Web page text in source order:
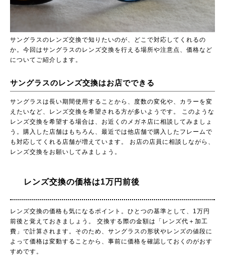
サングラスのレンズ交換で知りたいのが、どこで対応してくれるの
か。今回はサングラスのレンズ交換を行える場所や注意点、価格など
についてご紹介します。
サングラスのレンズ交換はお店でできる
サングラスは長い期間使用することから、度数の変化や、カラーを変
えたいなど、レンズ交換を希望される方が多いようです。 このような
レンズ交換を希望する場合は、お近くのメガネ店に相談してみましょ
う。購入した店舗はもちろん、最近では他店舗で購入したフレームで
も対応してくれる店舗が増えています。 お店の店員に相談しながら、
レンズ交換をお願いしてみましょう。
レンズ交換の価格は1万円前後
レンズ交換の価格も気になるポイント。ひとつの基準として、1万円
前後と覚えておきましょう。 交換する際の金額は「レンズ代＋加工
費」で計算されます。そのため、サングラスの形状やレンズの値段に
よって価格は変動することから、事前に価格を確認しておくのがおす
すめです。